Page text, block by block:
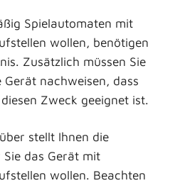
Spielautomaten mit
wollen, benötigen
Zusätzlich müssen Sie
nachweisen, dass
Zweck geeignet ist.
stellt Ihnen die
Sie das Gerät mit
wollen. Beachten